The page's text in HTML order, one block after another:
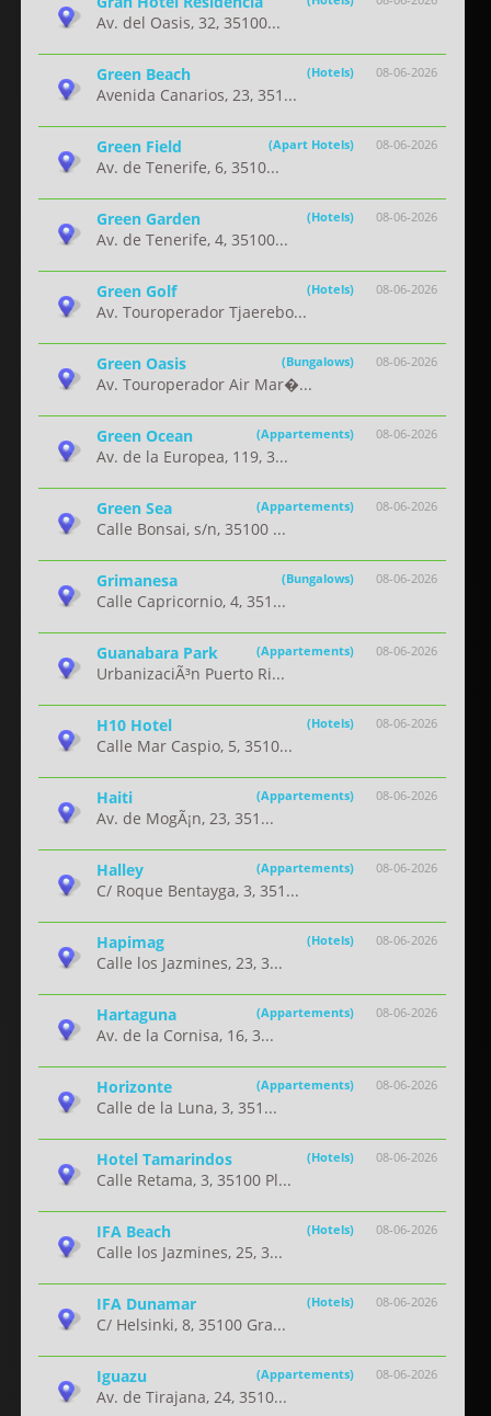
Av. del Oasis, 32, 35100...
08-06-2026
Green Beach (Hotels)
Avenida Canarios, 23, 351...
08-06-2026
Green Field (Apart Hotels)
Av. de Tenerife, 6, 3510...
08-06-2026
Green Garden (Hotels)
Av. de Tenerife, 4, 35100...
08-06-2026
Green Golf (Hotels)
Av. Touroperador Tjaerebo...
08-06-2026
Green Oasis (Bungalows)
Av. Touroperador Air Mar�...
08-06-2026
Green Ocean (Appartements)
Av. de la Europea, 119, 3...
08-06-2026
Green Sea (Appartements)
Calle Bonsai, s/n, 35100 ...
08-06-2026
Grimanesa (Bungalows)
Calle Capricornio, 4, 351...
08-06-2026
Guanabara Park (Appartements)
UrbanizaciÃ³n Puerto Ri...
08-06-2026
H10 Hotel (Hotels)
Calle Mar Caspio, 5, 3510...
08-06-2026
Haiti (Appartements)
Av. de MogÃ¡n, 23, 351...
08-06-2026
Halley (Appartements)
C/ Roque Bentayga, 3, 351...
08-06-2026
Hapimag (Hotels)
Calle los Jazmines, 23, 3...
08-06-2026
Hartaguna (Appartements)
Av. de la Cornisa, 16, 3...
08-06-2026
Horizonte (Appartements)
Calle de la Luna, 3, 351...
08-06-2026
Hotel Tamarindos (Hotels)
Calle Retama, 3, 35100 Pl...
08-06-2026
IFA Beach (Hotels)
Calle los Jazmines, 25, 3...
08-06-2026
IFA Dunamar (Hotels)
C/ Helsinki, 8, 35100 Gra...
08-06-2026
Iguazu (Appartements)
Av. de Tirajana, 24, 3510...